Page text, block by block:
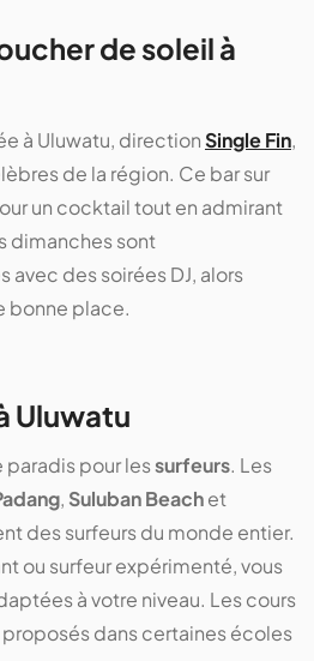
de soleil à
à Uluwatu, directionSingle Fin,
de la région. Ce bar sur
un cocktail tout en admirant
dimanches sont
des soirées DJ, alors
bonne place.
Uluwatu
paradis pour lessurfeurs. Les
, Suluban Beachet
des surfeurs du monde entier.
ou surfeur expérimenté, vous
à votre niveau. Les cours
dans certaines écoles